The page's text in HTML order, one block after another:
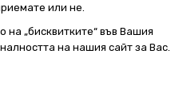
или не.
„бисквитките“ във Вашия
на нашия сайт за Вас.